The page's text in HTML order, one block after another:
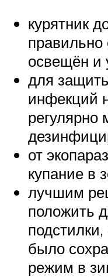
курятник
освещён и
для
инфекций
регулярно
от
купание в
лучшим
положить
было
режим в